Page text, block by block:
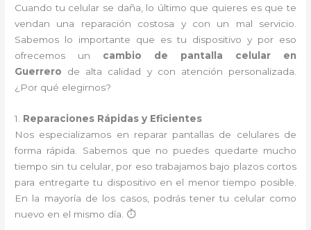
Cuando tu celular se daña, lo último que quieres es que te
vendan una reparación costosa y con un mal servicio.
Sabemos lo importante que es tu dispositivo y por eso
ofrecemos un cambio de pantalla celular en
Guerrero de alta calidad y con atención personalizada.
¿Por qué elegirnos?
1. Reparaciones Rápidas y Eficientes
Nos especializamos en reparar pantallas de celulares de
forma rápida. Sabemos que no puedes quedarte mucho
tiempo sin tu celular, por eso trabajamos bajo plazos cortos
para entregarte tu dispositivo en el menor tiempo posible.
En la mayoría de los casos, podrás tener tu celular como
nuevo en el mismo día. ⏱️